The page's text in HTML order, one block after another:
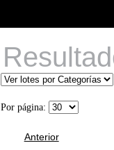
Por página:
Anterior